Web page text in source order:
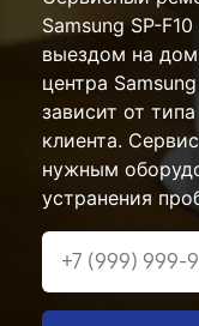
Samsung SP-
выездом на
центра
зависит от
клиента.
нужным
устранения